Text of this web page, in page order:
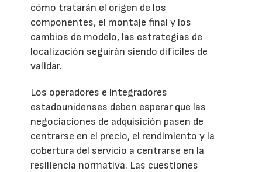
cómo tratarán el origen de los
componentes, el montaje final y los
cambios de modelo, las estrategias de
localización seguirán siendo difíciles de
validar.
Los operadores e integradores
estadounidenses deben esperar que las
negociaciones de adquisición pasen de
centrarse en el precio, el rendimiento y la
cobertura del servicio a centrarse en la
resiliencia normativa. Las cuestiones